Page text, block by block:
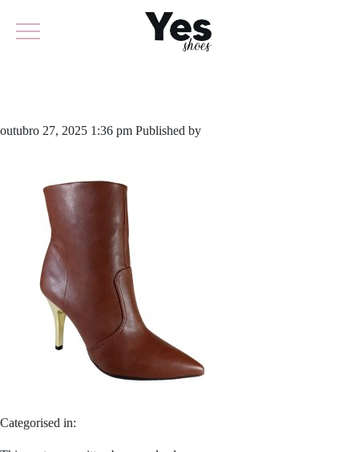
outubro 27, 2025 1:36 pm Published by
Categorised in: